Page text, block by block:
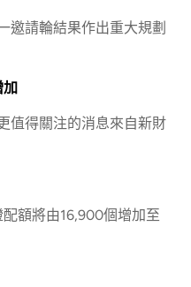
邀請輪結果作出重大規劃
值得關注的消息來自新財
額將由16,900個增加至